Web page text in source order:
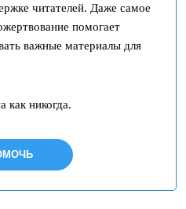
читателей. Даже самое
помогает
важные материалы для
никогда.